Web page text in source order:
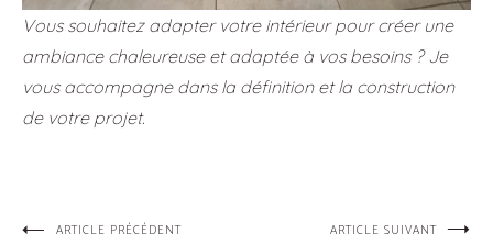
Vous souhaitez adapter votre intérieur pour créer une
ambiance chaleureuse et adaptée à vos besoins ? Je
vous accompagne dans la définition et la construction
de votre projet.
ARTICLE PRÉCÉDENT ARTICLE SUIVANT